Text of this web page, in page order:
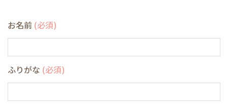
お名前 (必須)
ふりがな (必須)